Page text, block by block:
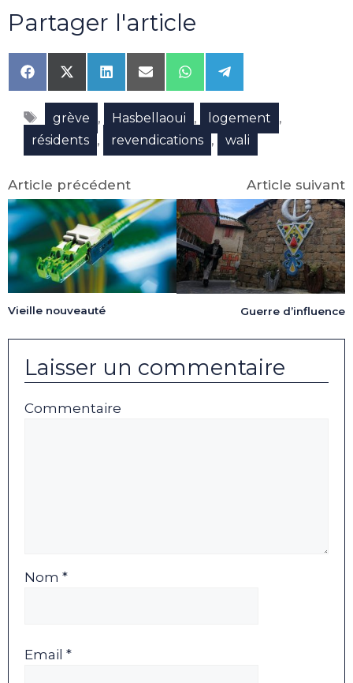
Partager l'article
Share
on
Facebook
Share
on
X
(Twitter)
Share
on
LinkedIn
Share
on
Email
Share
on
WhatsApp
Share
on
Telegram
Étiquettes
grève , Hasbellaoui , logement ,
résidents , revendications , wali
Article précédent
Vieille nouveauté
Article suivant
Guerre d’influence
Laisser un commentaire
Commentaire
Nom *
Email *